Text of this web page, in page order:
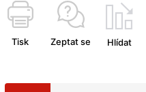
Tisk Zeptat se Hlídat